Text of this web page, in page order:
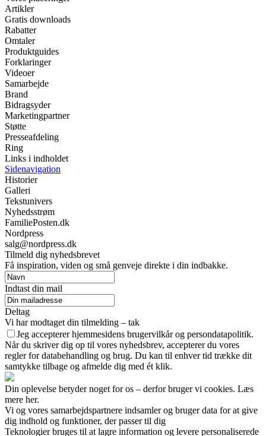
Artikler
Gratis downloads
Rabatter
Omtaler
Produktguides
Forklaringer
Videoer
Samarbejde
Brand
Bidragsyder
Marketingpartner
Støtte
Presseafdeling
Ring
Links i indholdet
Sidenavigation
Historier
Galleri
Tekstunivers
Nyhedsstrøm
FamiliePosten.dk
Nordpress
salg@nordpress.dk
Tilmeld dig nyhedsbrevet
Få inspiration, viden og små genveje direkte i din indbakke.
Indtast din mail
Deltag
Vi har modtaget din tilmelding – tak
Jeg accepterer hjemmesidens brugervilkår og persondatapolitik.
Når du skriver dig op til vores nyhedsbrev, accepterer du vores
regler for databehandling og brug. Du kan til enhver tid trække dit
samtykke tilbage og afmelde dig med ét klik.
Din oplevelse betyder noget for os – derfor bruger vi cookies. Læs
mere her.
Vi og vores samarbejdspartnere indsamler og bruger data for at give
dig indhold og funktioner, der passer til dig
Teknologier bruges til at lagre information og levere personaliserede